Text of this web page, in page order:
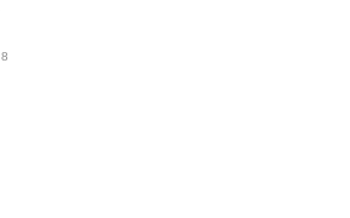
8